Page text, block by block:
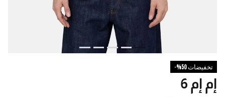
تخفيضات 50%-
إم إم 6